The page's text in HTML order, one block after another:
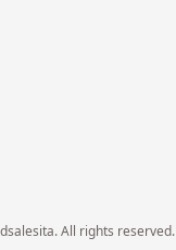
All rights reserved.